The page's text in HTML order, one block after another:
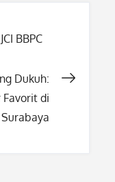
BBPC
Dukuh:
Favorit di
Surabaya